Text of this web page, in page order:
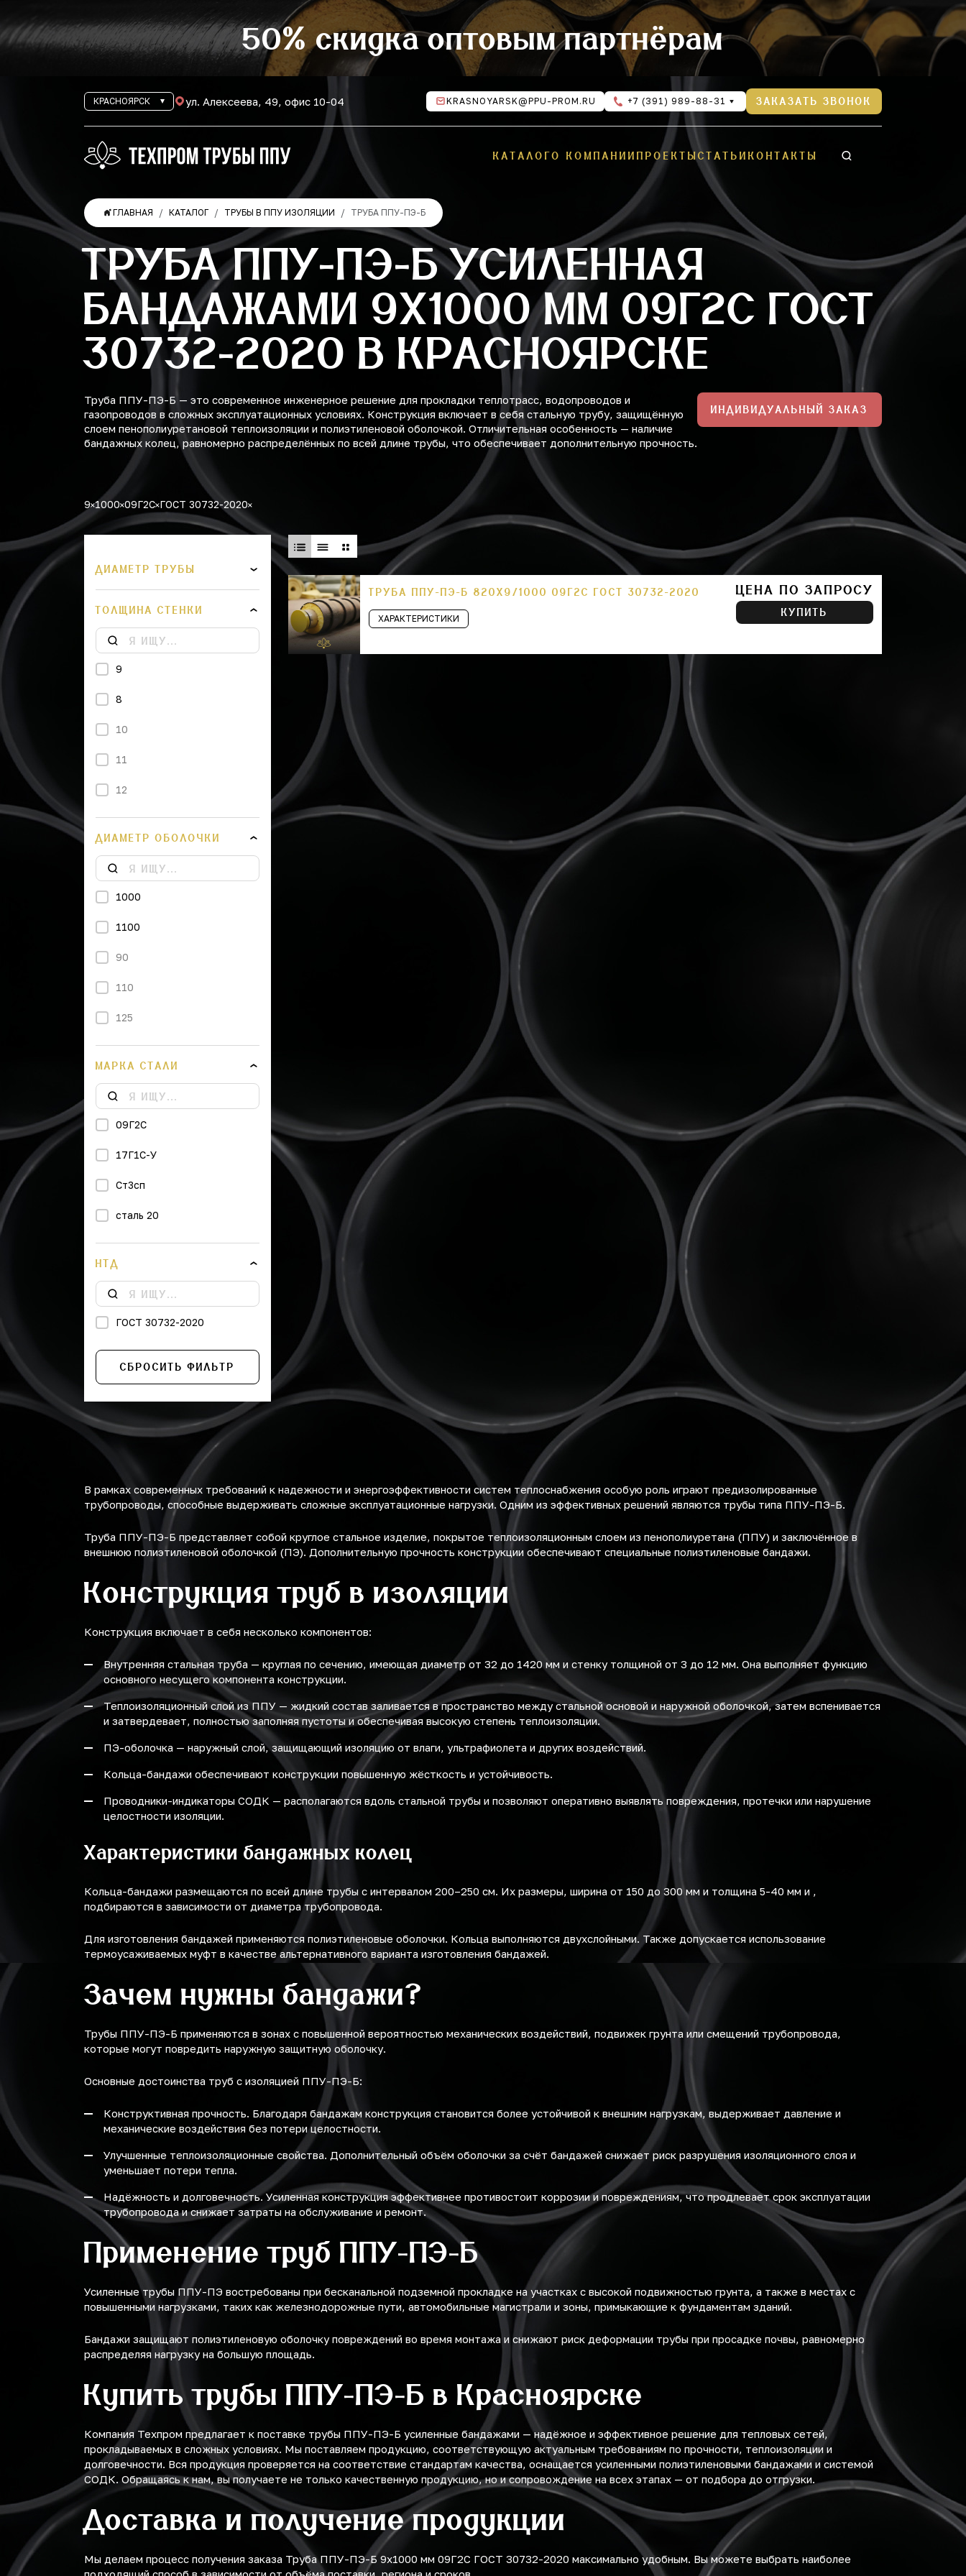
50% скидка оптовым партнёрам
КРАСНОЯРСК ул. Алексеева, 49, офис 10-04 KRASNOYARSK@PPU-PROM.RU +7 (391) 989-88-31 ЗАКАЗАТЬ ЗВОНОК
КАТАЛОГО КОМПАНИИ ПРОЕКТЫСТАТЬИ КОНТАКТЫ
ГЛАВНАЯ КАТАЛОГ ТРУБЫ В ППУ ИЗОЛЯЦИИ ТРУБА ППУ-ПЭ-Б
ТРУБА ППУ-ПЭ-Б УСИЛЕННАЯ
БАНДАЖАМИ 9Х1000 ММ 09Г2С ГОСТ
30732-2020 В КРАСНОЯРСКЕ
Труба ППУ-ПЭ-Б — это современное инженерное решение для прокладки теплотрасс, водопроводов и
газопроводов в сложных эксплуатационных условиях. Конструкция включает в себя стальную трубу, защищённую
слоем пенополиуретановой теплоизоляции и полиэтиленовой оболочкой. Отличительная особенность — наличие
бандажных колец, равномерно распределённых по всей длине трубы, что обеспечивает дополнительную прочность.
ИНДИВИДУАЛЬНЫЙ ЗАКАЗ
9 1000 09Г2С ГОСТ 30732-2020
ДИАМЕТР ТРУБЫ
ТОЛЩИНА СТЕНКИ
9
8
10
11
12
3
4.5
ДИАМЕТР ОБОЛОЧКИ
1000
1100
90
110
125
140
180
355
400
450
630
710
800
1425
1600
МАРКА СТАЛИ
09Г2С
17Г1С-У
Ст3сп
сталь 20
НТД
ГОСТ 30732-2020
СБРОСИТЬ ФИЛЬТР
ТРУБА ППУ-ПЭ-Б 820Х9/1000 09Г2С ГОСТ 30732-2020
ХАРАКТЕРИСТИКИ
ЦЕНА ПО ЗАПРОСУ
КУПИТЬ
В рамках современных требований к надежности и энергоэффективности систем теплоснабжения особую роль играют предизолированные
трубопроводы, способные выдерживать сложные эксплуатационные нагрузки. Одним из эффективных решений являются трубы типа ППУ-ПЭ-Б.
Труба ППУ-ПЭ-Б представляет собой круглое стальное изделие, покрытое теплоизоляционным слоем из пенополиуретана (ППУ) и заключённое в
внешнюю полиэтиленовой оболочкой (ПЭ). Дополнительную прочность конструкции обеспечивают специальные полиэтиленовые бандажи.
Конструкция труб в изоляции
Конструкция включает в себя несколько компонентов:
Внутренняя стальная труба — круглая по сечению, имеющая диаметр от 32 до 1420 мм и стенку толщиной от 3 до 12 мм. Она выполняет функцию
основного несущего компонента конструкции.
Теплоизоляционный слой из ППУ — жидкий состав заливается в пространство между стальной основой и наружной оболочкой, затем вспенивается
и затвердевает, полностью заполняя пустоты и обеспечивая высокую степень теплоизоляции.
ПЭ-оболочка — наружный слой, защищающий изоляцию от влаги, ультрафиолета и других воздействий.
Кольца-бандажи обеспечивают конструкции повышенную жёсткость и устойчивость.
Проводники-индикаторы СОДК — располагаются вдоль стальной трубы и позволяют оперативно выявлять повреждения, протечки или нарушение
целостности изоляции.
Характеристики бандажных колец
Кольца-бандажи размещаются по всей длине трубы с интервалом 200–250 см. Их размеры, ширина от 150 до 300 мм и толщина 5-40 мм и ,
подбираются в зависимости от диаметра трубопровода.
Для изготовления бандажей применяются полиэтиленовые оболочки. Кольца выполняются двухслойными. Также допускается использование
термоусаживаемых муфт в качестве альтернативного варианта изготовления бандажей.
Зачем нужны бандажи?
Трубы ППУ-ПЭ-Б применяются в зонах с повышенной вероятностью механических воздействий, подвижек грунта или смещений трубопровода,
которые могут повредить наружную защитную оболочку.
Основные достоинства труб с изоляцией ППУ-ПЭ-Б:
Конструктивная прочность. Благодаря бандажам конструкция становится более устойчивой к внешним нагрузкам, выдерживает давление и
механические воздействия без потери целостности.
Улучшенные теплоизоляционные свойства. Дополнительный объём оболочки за счёт бандажей снижает риск разрушения изоляционного слоя и
уменьшает потери тепла.
Надёжность и долговечность. Усиленная конструкция эффективнее противостоит коррозии и повреждениям, что продлевает срок эксплуатации
трубопровода и снижает затраты на обслуживание и ремонт.
Применение труб ППУ-ПЭ-Б
Усиленные трубы ППУ-ПЭ востребованы при бесканальной подземной прокладке на участках с высокой подвижностью грунта, а также в местах с
повышенными нагрузками, таких как железнодорожные пути, автомобильные магистрали и зоны, примыкающие к фундаментам зданий.
Бандажи защищают полиэтиленовую оболочку повреждений во время монтажа и снижают риск деформации трубы при просадке почвы, равномерно
распределяя нагрузку на большую площадь.
Купить трубы ППУ-ПЭ-Б в Красноярске
Компания Техпром предлагает к поставке трубы ППУ-ПЭ-Б усиленные бандажами — надёжное и эффективное решение для тепловых сетей,
прокладываемых в сложных условиях. Мы поставляем продукцию, соответствующую актуальным требованиям по прочности, теплоизоляции и
долговечности. Вся продукция проверяется на соответствие стандартам качества, оснащается усиленными полиэтиленовыми бандажами и системой
СОДК. Обращаясь к нам, вы получаете не только качественную продукцию, но и сопровождение на всех этапах — от подбора до отгрузки.
Доставка и получение продукции
Мы делаем процесс получения заказа Труба ППУ-ПЭ-Б 9х1000 мм 09Г2С ГОСТ 30732-2020 максимально удобным. Вы можете выбрать наиболее